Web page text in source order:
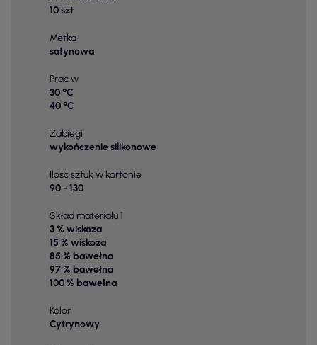
10 szt
Metka
satynowa
Prać w
30 °C
40 °C
Zabiegi
wykończenie silikonowe
Ilość sztuk w kartonie
90 - 130
Skład materiału 1
3 % wiskoza
15 % wiskoza
85 % bawełna
97 % bawełna
100 % bawełna
Kolor
Cytrynowy